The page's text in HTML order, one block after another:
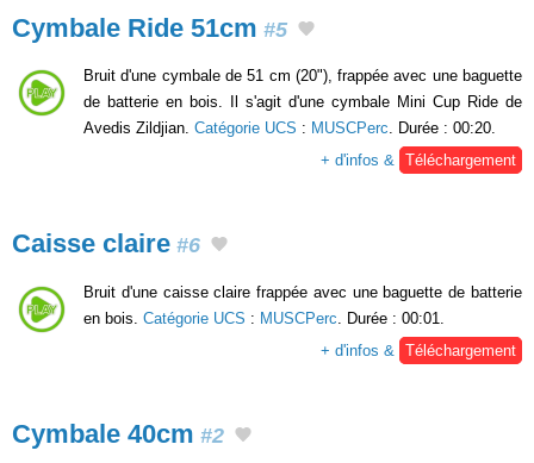
Cymbale Ride 51cm #5
Bruit d'une cymbale de 51 cm (20"), frappée avec une baguette
de batterie en bois. Il s'agit d'une cymbale Mini Cup Ride de
Avedis Zildjian. Catégorie UCS : MUSCPerc. Durée : 00:20.
+ d'infos & Téléchargement
Caisse claire #6
Bruit d'une caisse claire frappée avec une baguette de batterie
en bois. Catégorie UCS : MUSCPerc. Durée : 00:01.
+ d'infos & Téléchargement
Cymbale 40cm #2